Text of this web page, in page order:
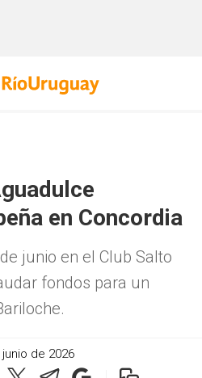
en Concordia
junio en el Club Salto
fondos para un
de 2026